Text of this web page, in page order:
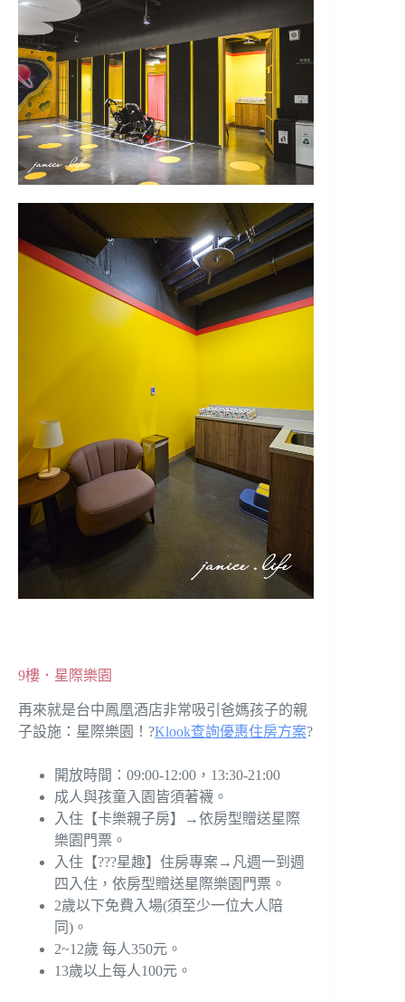
9樓．星際樂園
再來就是台中鳳凰酒店非常吸引爸媽孩子的親
子設施：星際樂園！?Klook查詢優惠住房方案?
開放時間：09:00-12:00，13:30-21:00
成人與孩童入園皆須著襪。
入住【卡樂親子房】→依房型贈送星際
樂園門票。
入住【???星趣】住房專案→凡週一到週
四入住，依房型贈送星際樂園門票。
2歲以下免費入場(須至少一位大人陪
同)。
2~12歲 每人350元。
13歲以上每人100元。